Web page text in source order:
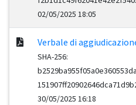
02/05/2025 18:05
Verbale di
SHA-256:
30/05/2025 16:18